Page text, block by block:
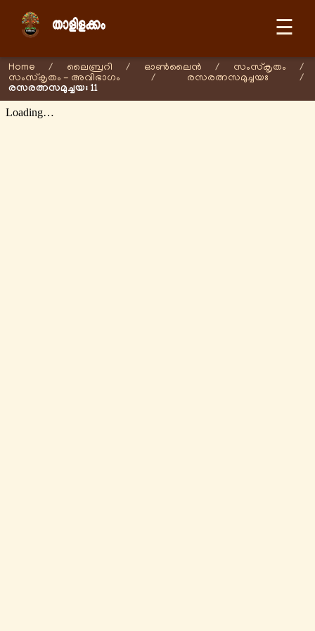
☰
Home / ലൈബ്രറി / ഓണ്‍ലൈന്‍ / സംസ്കൃതം
/
സംസ്കൃതം - അവിഭാഗം
/ രസരത്നസമുച്ചയഃ /
രസരത്നസമുച്ചയഃ 11